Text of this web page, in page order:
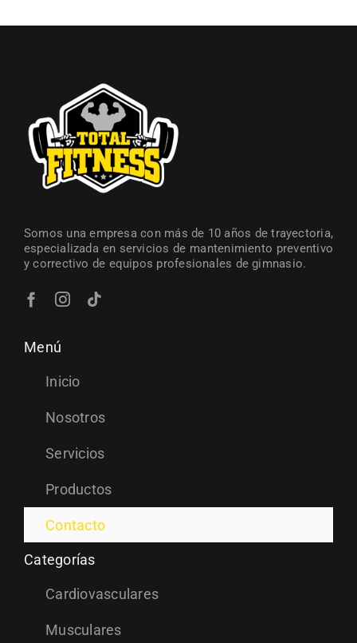
Somos una empresa con más de 10 años de trayectoria,
especializada en servicios de mantenimiento preventivo
y correctivo de equipos profesionales de gimnasio.
Menú
Inicio
Nosotros
Servicios
Productos
Contacto
Categorías
Cardiovasculares
Musculares